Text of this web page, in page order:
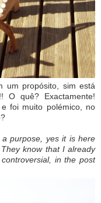
um propósito, sim está
O quê? Exactamente!
foi muito polémico, no
purpose, yes it is here
know that I already
in the post